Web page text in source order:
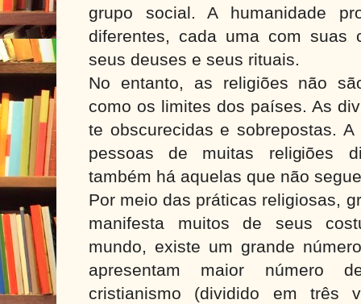
grupo social. A humanidade
diferentes, cada uma com suas
seus deuses e seus rituais.
No entanto, as religiões não
como os limites dos países. As
te obscurecidas e sobrepostas.
pessoas de muitas religiões
também há aquelas que não
Por meio das práticas religiosas,
manifesta muitos de seus
mundo, existe um grande
apresentam maior número
cristianismo (dividido em três